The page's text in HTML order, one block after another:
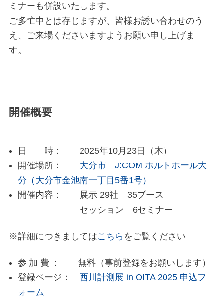
ミナーも併設いたします。
ご多忙中とは存じますが、皆様お誘い合わせのう
え、ご来場くださいますようお願い申し上げま
す。
開催概要
日 時： 2025年10月23日（木）
開催場所： 大分市 J:COM ホルトホール大
分（大分市金池南一丁目5番1号）
開催内容： 展示 29社 35ブース
セッション 6セミナー
※詳細につきましてはこちら をご覧ください
参 加 費 ： 無料（事前登録をお願いします）
登録ページ： 西川計測展 in OITA 2025 申込フ
ォーム